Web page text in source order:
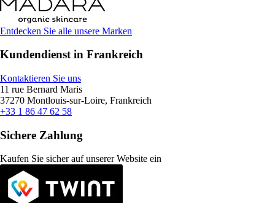
Entdecken Sie alle unsere Marken
Kundendienst in Frankreich
Kontaktieren Sie uns
11 rue Bernard Maris
37270 Montlouis-sur-Loire, Frankreich
+33 1 86 47 62 58
Sichere Zahlung
Kaufen Sie sicher auf unserer Website ein